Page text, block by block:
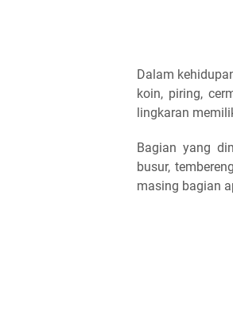
Dalam
koin, piring,
lingkaran
Bagian yang
busur,
masing bagian